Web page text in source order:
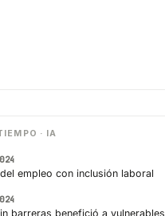
· IA
empleo con inclusión laboral
barreras benefició a vulnerables